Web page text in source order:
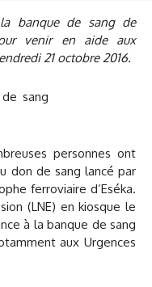
banque de sang de
venir en aide aux
21 octobre 2016.
personnes ont
don de sang lancé par
ferroviaire d’Eséka.
(LNE) en kiosque le
à la banque de sang
aux Urgences